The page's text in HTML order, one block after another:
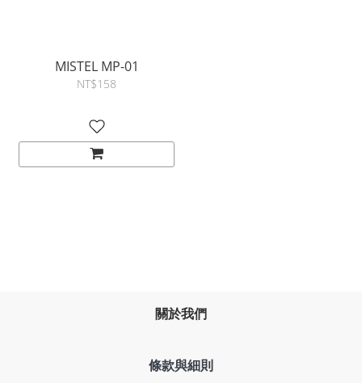
MISTEL MP-01
NT$158
關於我們
條款與細則